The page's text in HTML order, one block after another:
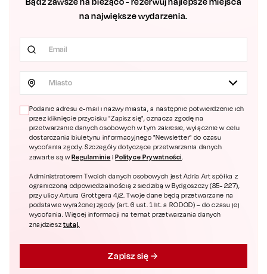
na największe wydarzenia.
Miasto
Podanie adresu e-mail i nazwy miasta, a następnie potwierdzenie ich
przez kliknięcie przycisku "Zapisz się", oznacza zgodę na
przetwarzanie danych osobowych w tym zakresie, wyłącznie w celu
dostarczania biuletynu informacyjnego "Newsletter" do czasu
wycofania zgody. Szczegóły dotyczące przetwarzania danych
zawarte są wRegulaminie iPolityce Prywatności
Administratorem Twoich danych osobowych jest Adria Art spółka z
ograniczoną odpowiedzialnością z siedzibą w Bydgoszczy (85- 227),
przy ulicy Artura Grottgera 4/2. Twoje dane będą przetwarzane na
podstawie wyrażonej zgody (art. 6 ust. 1 lit. a RODOD) – do czasu jej
wycofania. Więcej informacji na temat przetwarzania danych
znajdziesztutaj.
Zapisz się